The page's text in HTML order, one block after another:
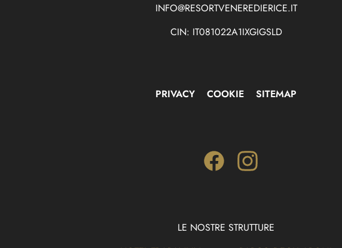
INFO@RESORTVENEREDIERICE.IT
CIN: IT081022A1IXGIGSLD
PRIVACY COOKIE SITEMAP
Facebook
LE NOSTRE STRUTTURE